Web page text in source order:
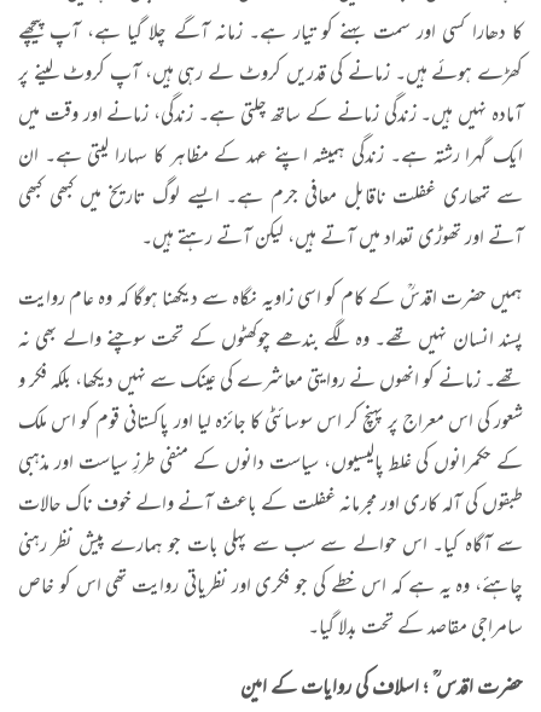
کا دھارا کسی اور سمت بہنے کو تیار ہے۔ زمانہ آگے چلا گیا ہے، آپ پیچھے
کھڑے ہوئے ہیں۔ زمانے کی قدریں کروٹ لے رہی ہیں، آپ کروٹ لینے پر
آمادہ نہیں ہیں۔ زندگی زمانے کے ساتھ چلتی ہے۔ زندگی، زمانے اور وقت میں
ایک گہرا رشتہ ہے۔ زندگی ہمیشہ اپنے عہد کے مظاہر کا سہارا لیتی ہے۔ ان
سے تمھاری غفلت ناقابل معافی جرم ہے۔ ایسے لوگ تاریخ میں کبھی کبھی
آتے اور تھوڑی تعداد میں آتے ہیں، لیکن آتے رہتے ہیں۔
ہمیں حضرت اقدسؒ کے کام کو اسی زاویہ نگاہ سے دیکھنا ہوگا کہ وہ عام روایت
پسند انسان نہیں تھے۔ وہ لگے بندھے چوکھٹوں کے تحت سوچنے والے بھی نہ
تھے۔ زمانے کو انھوں نے روایتی معاشرے کی عینک سے نہیں دیکھا، بلکہ فکر و
شعور کی اس معراج پر پہنچ کر اس سوسائٹی کا جائزہ لیا اور پاکستانی قوم کو اس ملک
کے حکمرانوں کی غلط پالیسیوں، سیاست دانوں کے منفی طرزِ سیاست اور مذہبی
طبقوں کی آلہ کاری اور مجرمانہ غفلت کے باعث آنے والے خوف ناک حالات
سے آگاہ کیا۔ اس حوالے سے سب سے پہلی بات جو ہمارے پیش نظر رہنی
چاہئے، وہ یہ ہے کہ اس خطے کی جو فکری اور نظریاتی روایت تھی اس کو خاص
سامراجی مقاصد کے تحت بدلا گیا۔
حضرت اقدس ؒ ؛ اسلاف کی روایات کے امین